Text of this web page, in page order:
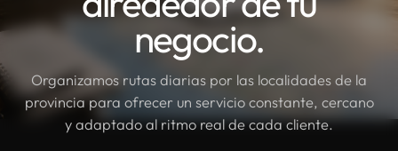
negocio.
Organizamos rutas diarias por las localidades de la
provincia para ofrecer un servicio constante, cercano
y adaptado al ritmo real de cada cliente.